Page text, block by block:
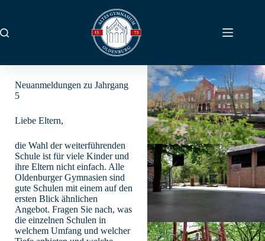
Neuanmeldungen zu Jahrgang
5
Liebe Eltern,
die Wahl der weiterführenden
Schule ist für viele Kinder und
ihre Eltern nicht einfach. Alle
Oldenburger Gymnasien sind
gute Schulen mit einem auf den
ersten Blick ähnlichen
Angebot. Fragen Sie nach, was
die einzelnen Schulen in
welchem Umfang und welcher